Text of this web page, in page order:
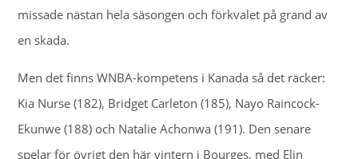
missade nästan hela säsongen och förkvalet på grand av
en skada.
Men det finns WNBA-kompetens i Kanada så det räcker:
Kia Nurse (182), Bridget Carleton (185), Nayo Raincock-
Ekunwe (188) och Natalie Achonwa (191). Den senare
spelar för övrigt den här vintern i Bourges, med Elin